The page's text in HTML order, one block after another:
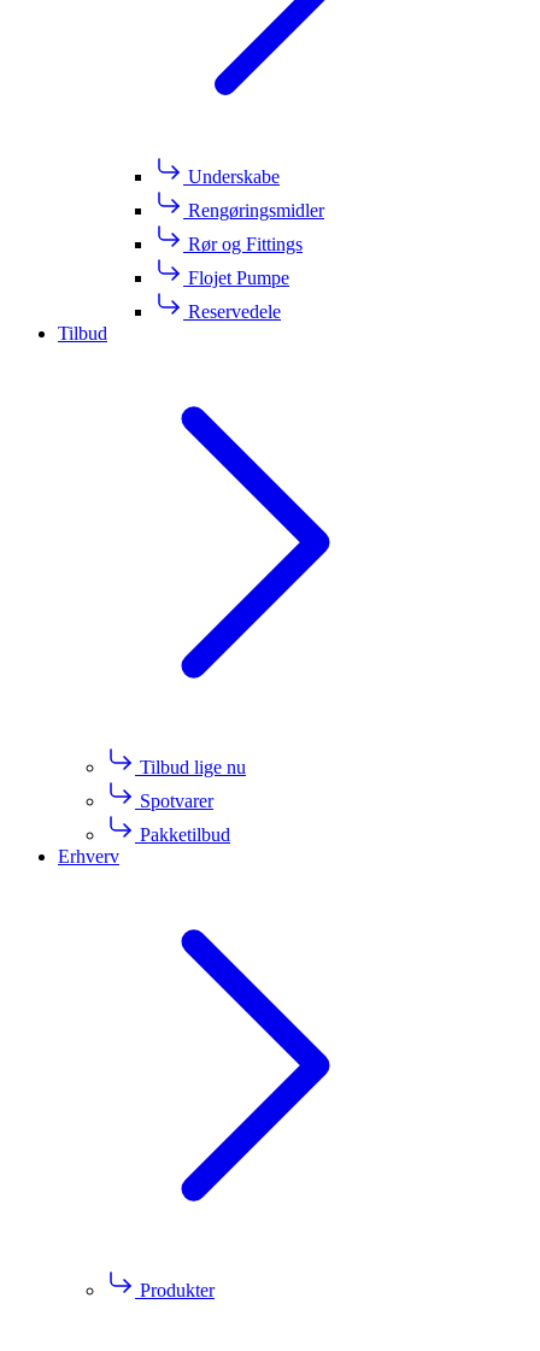
Underskabe
Rengøringsmidler
Rør og Fittings
Flojet Pumpe
Reservedele
Tilbud
Tilbud lige nu
Spotvarer
Pakketilbud
Erhverv
Produkter